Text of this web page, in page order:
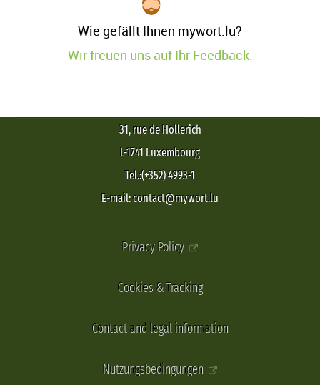
Wie gefällt Ihnen mywort.lu?
Wir freuen uns auf Ihr Feedback.
31, rue de Hollerich
L-1741 Luxembourg
Tel.:(+352) 4993-1
E-mail: contact@mywort.lu
Privacy Policy
Cookies & Tracking
Contact and legal information
Nutzungsbedingungen